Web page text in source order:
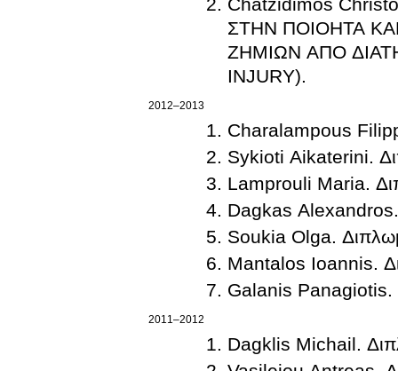
ΣΤΗΝ ΠΟΙΟΗΤΑ
ΖΗΜΙΩΝ ΑΠΟ
INJURY).
2012–2013
Charalampous
Sykioti Aikaterini.
Lamprouli Maria.
Dagkas Alexandros.
Soukia Olga.
Mantalos Ioannis.
Galanis Panagiotis.
2011–2012
Dagklis Michail.